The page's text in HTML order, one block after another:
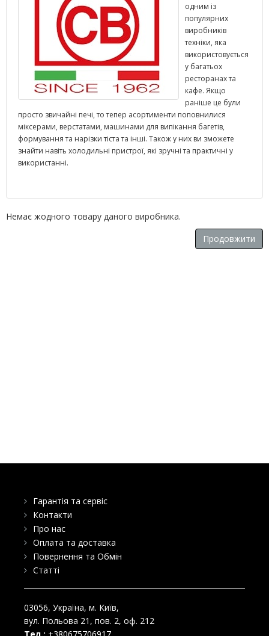
одним із
популярних
виробників
техніки, яка
використовується
у багатьох
ресторанах та
кафе. Якщо
раніше це були
просто звичайні печі, то тепер асортименти поповнилися
міксерами, верстатами, машинами для випікання багетів,
формування та нарізки тіста та інші. Також у них ви зможете
знайти навіть холодильні пристрої, які зручні та практичні у
використанні.
Немає жодного товару даного виробника.
Продовжити
Гарантія та сервіс
Контакти
Про нас
Оплата та доставка
Повернення та Обмін
Статті
03056, Україна, м. Київ,
вул. Польова 21, пов. 2, оф. 212